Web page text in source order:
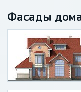
Фасады